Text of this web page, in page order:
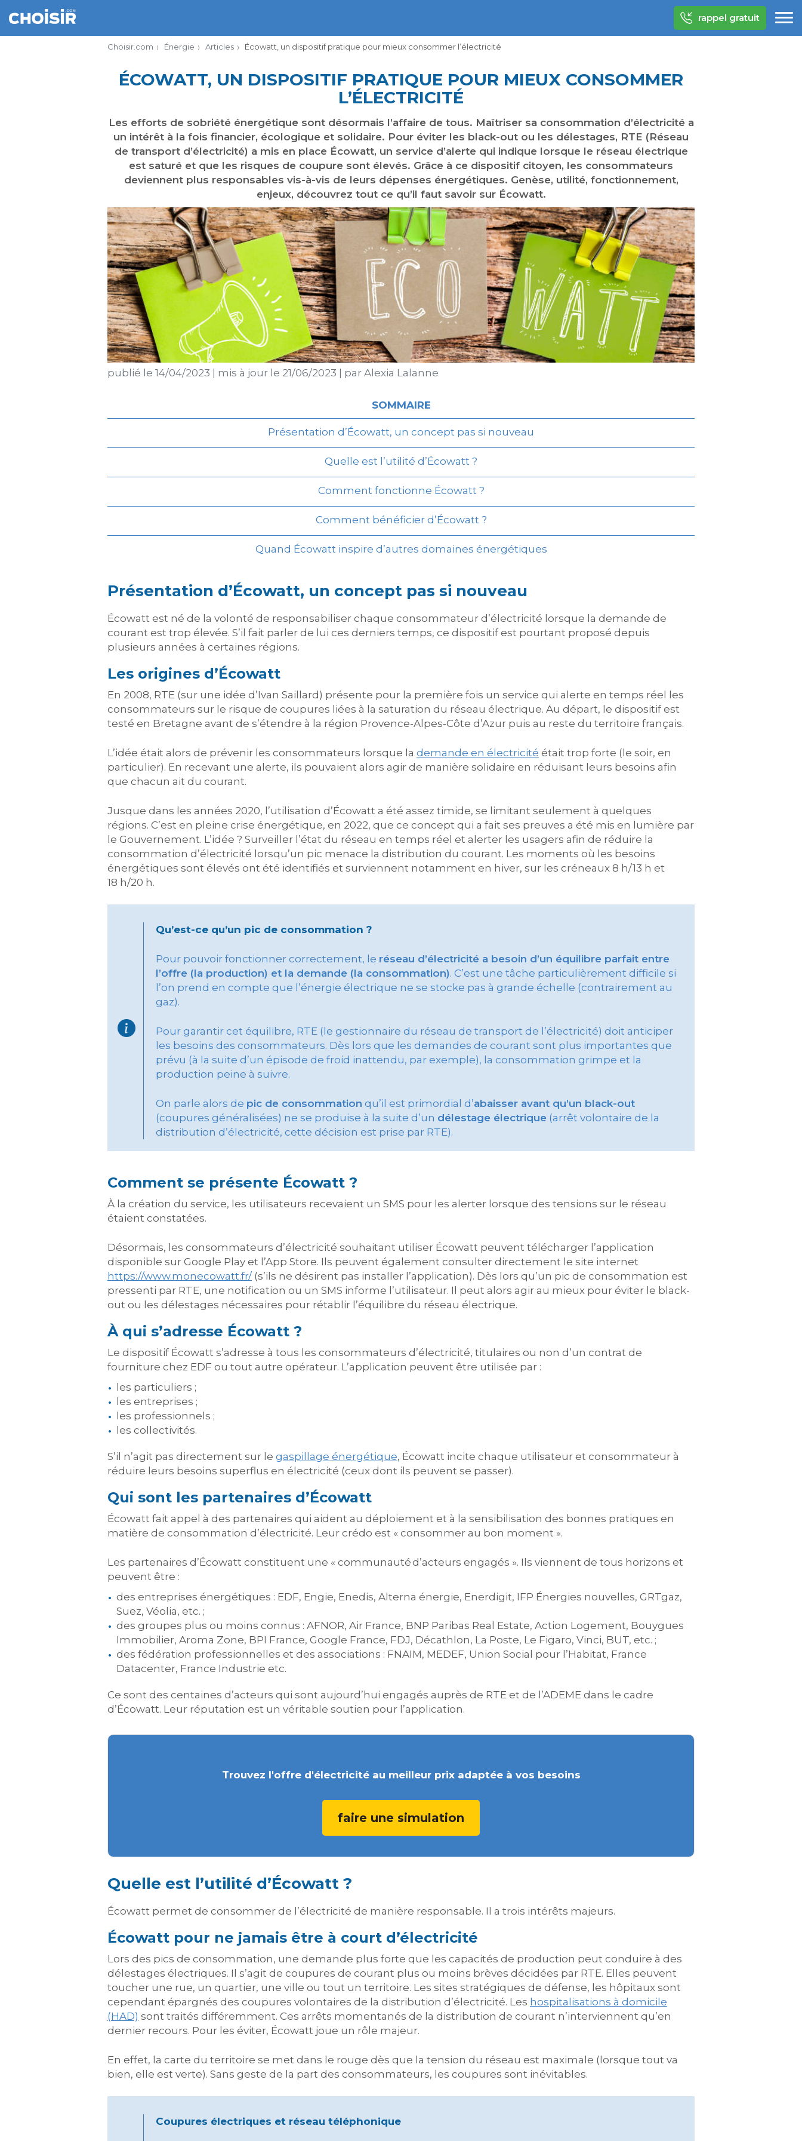
rappel gratuit
Choisir.com Énergie Articles Écowatt, un dispositif pratique pour mieux consommer l’électricité
ÉCOWATT, UN DISPOSITIF PRATIQUE POUR MIEUX CONSOMMER
L’ÉLECTRICITÉ
Les efforts de sobriété énergétique sont désormais l’affaire de tous. Maîtriser sa consommation d’électricité a
un intérêt à la fois financier, écologique et solidaire. Pour éviter les black-out ou les délestages, RTE (Réseau
de transport d’électricité) a mis en place Écowatt, un service d’alerte qui indique lorsque le réseau électrique
est saturé et que les risques de coupure sont élevés. Grâce à ce dispositif citoyen, les consommateurs
deviennent plus responsables vis-à-vis de leurs dépenses énergétiques. Genèse, utilité, fonctionnement,
enjeux, découvrez tout ce qu’il faut savoir sur Écowatt.
publié le 14/04/2023 mis à jour le 21/06/2023 par Alexia Lalanne
SOMMAIRE
Présentation d’Écowatt, un concept pas si nouveau
Quelle est l’utilité d’Écowatt ?
Comment fonctionne Écowatt ?
Comment bénéficier d’Écowatt ?
Quand Écowatt inspire d’autres domaines énergétiques
Présentation d’Écowatt, un concept pas si nouveau
Écowatt est né de la volonté de responsabiliser chaque consommateur d’électricité lorsque la demande de
courant est trop élevée. S’il fait parler de lui ces derniers temps, ce dispositif est pourtant proposé depuis
plusieurs années à certaines régions.
Les origines d’Écowatt
En 2008, RTE (sur une idée d’Ivan Saillard) présente pour la première fois un service qui alerte en temps réel les
consommateurs sur le risque de coupures liées à la saturation du réseau électrique. Au départ, le dispositif est
testé en Bretagne avant de s’étendre à la région Provence-Alpes-Côte d’Azur puis au reste du territoire français.
L’idée était alors de prévenir les consommateurs lorsque la demande en électricité était trop forte (le soir, en
particulier). En recevant une alerte, ils pouvaient alors agir de manière solidaire en réduisant leurs besoins afin
que chacun ait du courant.
Jusque dans les années 2020, l’utilisation d’Écowatt a été assez timide, se limitant seulement à quelques
régions. C’est en pleine crise énergétique, en 2022, que ce concept qui a fait ses preuves a été mis en lumière par
le Gouvernement. L’idée ? Surveiller l’état du réseau en temps réel et alerter les usagers afin de réduire la
consommation d’électricité lorsqu’un pic menace la distribution du courant. Les moments où les besoins
énergétiques sont élevés ont été identifiés et surviennent notamment en hiver, sur les créneaux 8 h/13 h et
18 h/20 h.
Qu’est-ce qu’un pic de consommation ?
Pour pouvoir fonctionner correctement, le réseau d’électricité a besoin d’un équilibre parfait entre
l’offre (la production) et la demande (la consommation). C’est une tâche particulièrement difficile si
l’on prend en compte que l’énergie électrique ne se stocke pas à grande échelle (contrairement au
gaz).
Pour garantir cet équilibre, RTE (le gestionnaire du réseau de transport de l’électricité) doit anticiper
les besoins des consommateurs. Dès lors que les demandes de courant sont plus importantes que
prévu (à la suite d’un épisode de froid inattendu, par exemple), la consommation grimpe et la
production peine à suivre.
On parle alors de pic de consommation qu’il est primordial d’abaisser avant qu’un black-out
(coupures généralisées) ne se produise à la suite d’un délestage électrique (arrêt volontaire de la
distribution d’électricité, cette décision est prise par RTE).
Comment se présente Écowatt ?
À la création du service, les utilisateurs recevaient un SMS pour les alerter lorsque des tensions sur le réseau
étaient constatées.
Désormais, les consommateurs d’électricité souhaitant utiliser Écowatt peuvent télécharger l’application
disponible sur Google Play et l’App Store. Ils peuvent également consulter directement le site internet
https://www.monecowatt.fr/ (s’ils ne désirent pas installer l’application). Dès lors qu’un pic de consommation est
pressenti par RTE, une notification ou un SMS informe l’utilisateur. Il peut alors agir au mieux pour éviter le black-
out ou les délestages nécessaires pour rétablir l’équilibre du réseau électrique.
À qui s’adresse Écowatt ?
Le dispositif Écowatt s’adresse à tous les consommateurs d’électricité, titulaires ou non d’un contrat de
fourniture chez EDF ou tout autre opérateur. L’application peuvent être utilisée par :
les particuliers ;
les entreprises ;
les professionnels ;
les collectivités.
S’il n’agit pas directement sur le gaspillage énergétique, Écowatt incite chaque utilisateur et consommateur à
réduire leurs besoins superflus en électricité (ceux dont ils peuvent se passer).
Qui sont les partenaires d’Écowatt
Écowatt fait appel à des partenaires qui aident au déploiement et à la sensibilisation des bonnes pratiques en
matière de consommation d’électricité. Leur crédo est « consommer au bon moment ».
Les partenaires d’Écowatt constituent une « communauté d’acteurs engagés ». Ils viennent de tous horizons et
peuvent être :
des entreprises énergétiques : EDF, Engie, Enedis, Alterna énergie, Enerdigit, IFP Énergies nouvelles, GRTgaz,
Suez, Véolia, etc. ;
des groupes plus ou moins connus : AFNOR, Air France, BNP Paribas Real Estate, Action Logement, Bouygues
Immobilier, Aroma Zone, BPI France, Google France, FDJ, Décathlon, La Poste, Le Figaro, Vinci, BUT, etc. ;
des fédération professionnelles et des associations : FNAIM, MEDEF, Union Social pour l’Habitat, France
Datacenter, France Industrie etc.
Ce sont des centaines d’acteurs qui sont aujourd’hui engagés auprès de RTE et de l’ADEME dans le cadre
d’Écowatt. Leur réputation est un véritable soutien pour l’application.
Trouvez l'offre d'électricité au meilleur prix adaptée à vos besoins
faire une simulation
Quelle est l’utilité d’Écowatt ?
Écowatt permet de consommer de l’électricité de manière responsable. Il a trois intérêts majeurs.
Écowatt pour ne jamais être à court d’électricité
Lors des pics de consommation, une demande plus forte que les capacités de production peut conduire à des
délestages électriques. Il s’agit de coupures de courant plus ou moins brèves décidées par RTE. Elles peuvent
toucher une rue, un quartier, une ville ou tout un territoire. Les sites stratégiques de défense, les hôpitaux sont
cependant épargnés des coupures volontaires de la distribution d’électricité. Les hospitalisations à domicile
(HAD) sont traités différemment. Ces arrêts momentanés de la distribution de courant n’interviennent qu’en
dernier recours. Pour les éviter, Écowatt joue un rôle majeur.
En effet, la carte du territoire se met dans le rouge dès que la tension du réseau est maximale (lorsque tout va
bien, elle est verte). Sans geste de la part des consommateurs, les coupures sont inévitables.
Coupures électriques et réseau téléphonique